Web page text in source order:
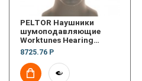
PELTOR Наушники
шумоподавляющие
Worktunes Hearing
Protector
8725.76 Р